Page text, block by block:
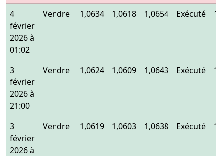
4
février
2026 à
01:02
Vendre 1,0634 1,0618 1,0654 Exécuté
3
février
2026 à
21:00
Vendre 1,0624 1,0609 1,0643 Exécuté
3
février
2026 à
Vendre 1,0619 1,0603 1,0638 Exécuté